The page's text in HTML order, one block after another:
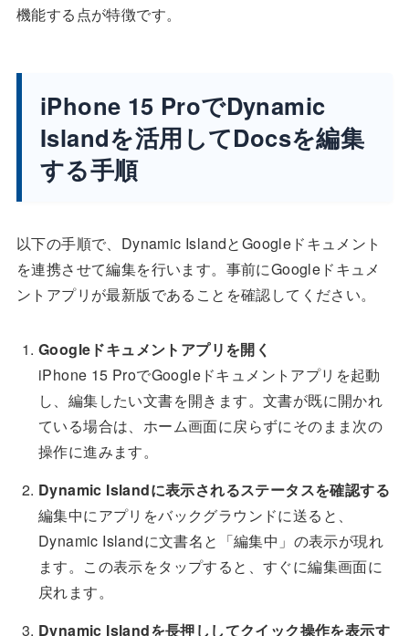
機能する点が特徴です。
iPhone 15 ProでDynamic
Islandを活用してDocsを編集
する手順
以下の手順で、Dynamic IslandとGoogleドキュメント
を連携させて編集を行います。事前にGoogleドキュメ
ントアプリが最新版であることを確認してください。
Googleドキュメントアプリを開く
iPhone 15 ProでGoogleドキュメントアプリを起動
し、編集したい文書を開きます。文書が既に開かれ
ている場合は、ホーム画面に戻らずにそのまま次の
操作に進みます。
Dynamic Islandに表示されるステータスを確認する
編集中にアプリをバックグラウンドに送ると、
Dynamic Islandに文書名と「編集中」の表示が現れ
ます。この表示をタップすると、すぐに編集画面に
戻れます。
Dynamic Islandを長押ししてクイック操作を表示す